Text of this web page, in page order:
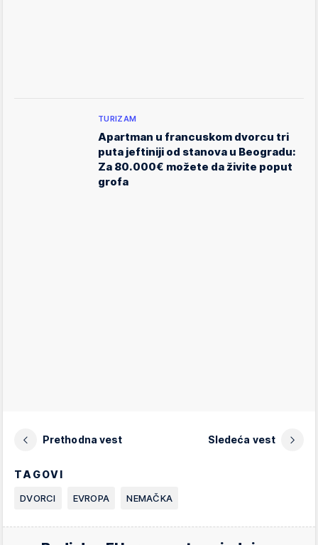
TURIZAM
Apartman u francuskom dvorcu tri
puta jeftiniji od stanova u Beogradu:
Za 80.000€ možete da živite poput
grofa
Prethodna vest Sledeća vest
TAGOVI
DVORCI EVROPA NEMAČKA